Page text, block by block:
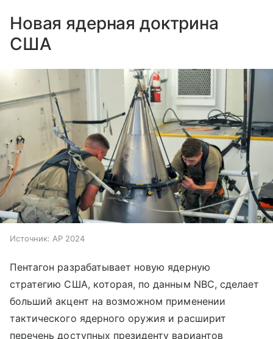
Новая ядерная доктрина
США
Источник: AP 2024
Пентагон разрабатывает новую ядерную
стратегию США, которая, по данным NBC, сделает
больший акцент на возможном применении
тактического ядерного оружия и расширит
перечень доступных президенту вариантов